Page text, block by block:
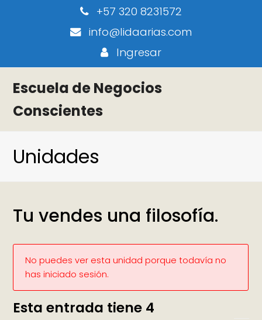
+57 320 8231572
info@lidaarias.com
Ingresar
Escuela de Negocios
Conscientes
Unidades
Tu vendes una filosofía.
No puedes ver esta unidad porque todavía no
has iniciado sesión.
Esta entrada tiene 4